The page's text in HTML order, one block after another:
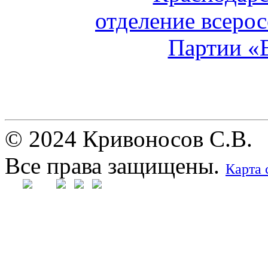
© 2024 Кривоносов С.В.
Все права защищены. Карта